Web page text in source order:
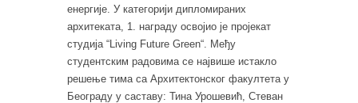
енергије. У категорији дипломираних
архитеката, 1. награду освојио је пројекат
студија “Living Future Green“. Међу
студентским радовима се највише истакло
решење тима са Архитектонског факултета у
Београду у саставу: Тина Урошевић, Стеван